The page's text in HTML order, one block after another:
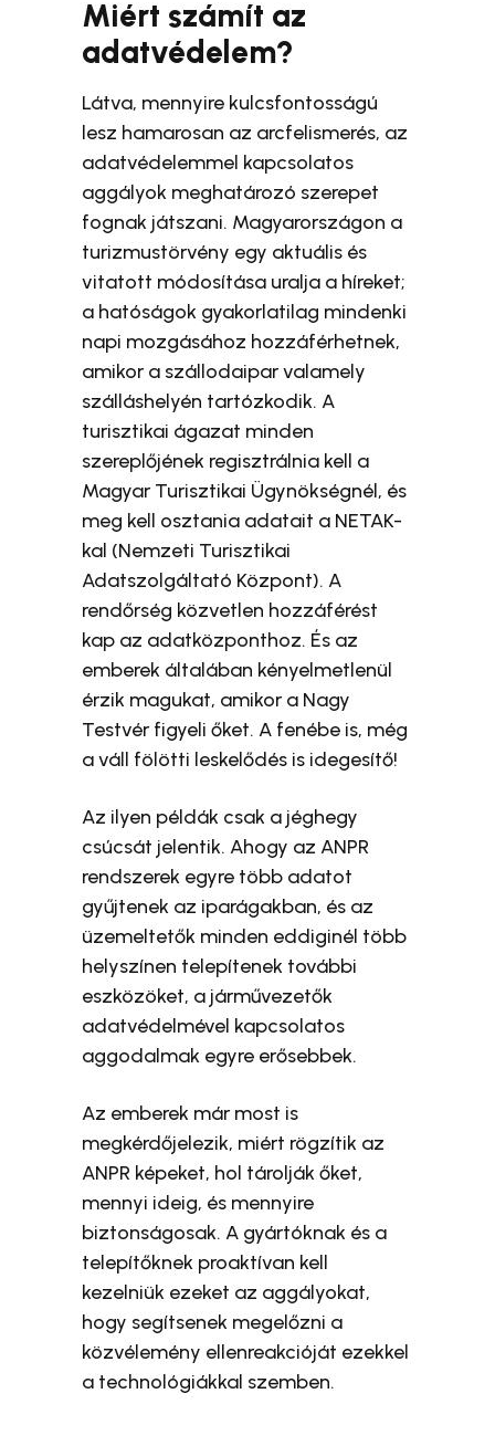
Miért számít az
adatvédelem?
Látva, mennyire kulcsfontosságú
lesz hamarosan az arcfelismerés, az
adatvédelemmel kapcsolatos
aggályok meghatározó szerepet
fognak játszani. Magyarországon a
turizmustörvény egy aktuális és
vitatott módosítása uralja a híreket;
a hatóságok gyakorlatilag mindenki
napi mozgásához hozzáférhetnek,
amikor a szállodaipar valamely
szálláshelyén tartózkodik. A
turisztikai ágazat minden
szereplőjének regisztrálnia kell a
Magyar Turisztikai Ügynökségnél, és
meg kell osztania adatait a NETAK-
kal (Nemzeti Turisztikai
Adatszolgáltató Központ). A
rendőrség közvetlen hozzáférést
kap az adatközponthoz. És az
emberek általában kényelmetlenül
érzik magukat, amikor a Nagy
Testvér figyeli őket. A fenébe is, még
a váll fölötti leskelődés is idegesítő!
Az ilyen példák csak a jéghegy
csúcsát jelentik. Ahogy az ANPR
rendszerek egyre több adatot
gyűjtenek az iparágakban, és az
üzemeltetők minden eddiginél több
helyszínen telepítenek további
eszközöket, a járművezetők
adatvédelmével kapcsolatos
aggodalmak egyre erősebbek.
Az emberek már most is
megkérdőjelezik, miért rögzítik az
ANPR képeket, hol tárolják őket,
mennyi ideig, és mennyire
biztonságosak. A gyártóknak és a
telepítőknek proaktívan kell
kezelniük ezeket az aggályokat,
hogy segítsenek megelőzni a
közvélemény ellenreakcióját ezekkel
a technológiákkal szemben.